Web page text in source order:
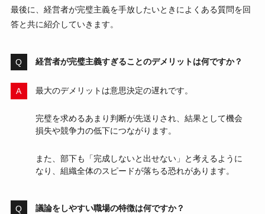
最後に、経営者が完璧主義を手放したいときによくある質問を回
答と共に紹介していきます。
経営者が完璧主義すぎることのデメリットは何ですか？
最大のデメリットは意思決定の遅れです。
完璧を求めるあまり判断が先送りされ、結果として機会
損失や競争力の低下につながります。
また、部下も「完成しないと出せない」と考えるように
なり、組織全体のスピードが落ちる恐れがあります。
議論をしやすい職場の特徴は何ですか？